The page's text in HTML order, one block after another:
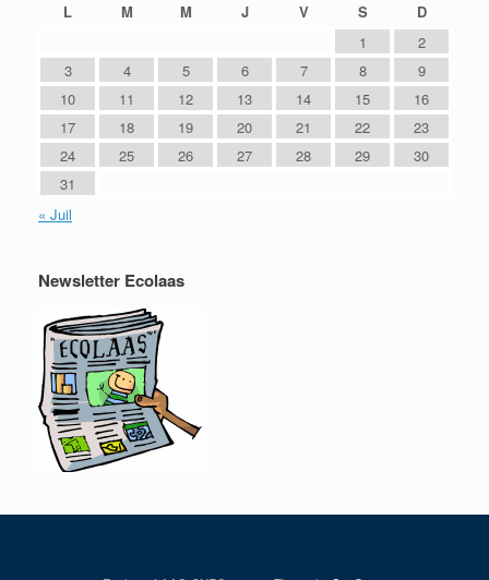
L
M M J V S
D
1
2
3
4 5 6 7 8
9
10
11 12 13 14 15
16
17
18 19 20 21 22
23
24
25 26 27 28 29
30
31
« Juil
Newsletter Ecolaas